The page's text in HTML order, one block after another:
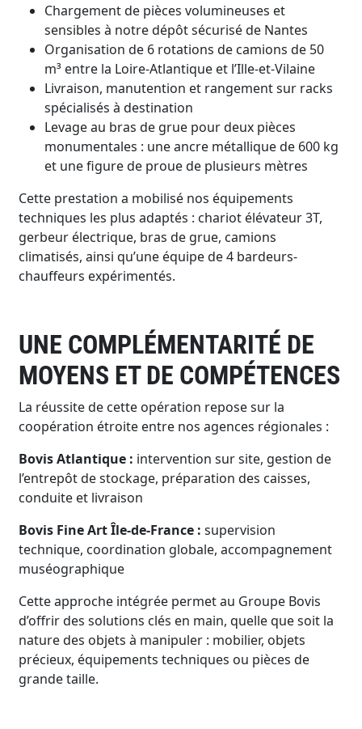
Chargement de pièces volumineuses et
sensibles à notre dépôt sécurisé de Nantes
Organisation de 6 rotations de camions de 50
m³ entre la Loire-Atlantique et l’Ille-et-Vilaine
Livraison, manutention et rangement sur racks
spécialisés à destination
Levage au bras de grue pour deux pièces
monumentales : une ancre métallique de 600 kg
et une figure de proue de plusieurs mètres
Cette prestation a mobilisé nos équipements
techniques les plus adaptés : chariot élévateur 3T,
gerbeur électrique, bras de grue, camions
climatisés, ainsi qu’une équipe de 4 bardeurs-
chauffeurs expérimentés.
UNE COMPLÉMENTARITÉ DE
MOYENS ET DE COMPÉTENCES
La réussite de cette opération repose sur la
coopération étroite entre nos agences régionales :
Bovis Atlantique : intervention sur site, gestion de
l’entrepôt de stockage, préparation des caisses,
conduite et livraison
Bovis Fine Art Île-de-France :supervision
technique, coordination globale, accompagnement
muséographique
Cette approche intégrée permet au Groupe Bovis
d’offrir des solutions clés en main, quelle que soit la
nature des objets à manipuler : mobilier, objets
précieux, équipements techniques ou pièces de
grande taille.